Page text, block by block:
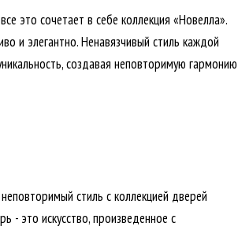
это сочетает в себе коллекция «Новелла».
и элегантно. Ненавязчивый стиль каждой
создавая неповторимую гармонию
стиль с коллекцией дверей
- это искусство, произведенное с